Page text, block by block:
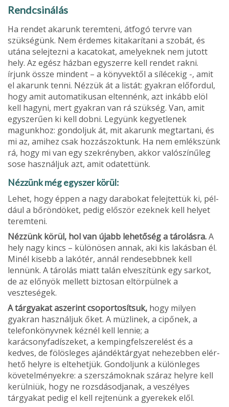
Rendcsinálás
Ha rendet akarunk teremteni, átfogó tervre van
szükségünk. Nem érdemes kitakarítani a szobát, és
utána selejtezni a kacatokat, amelyeknek nem jutott
hely. Az egész ház­ban egyszerre kell rendet rakni.
írjunk össze mindent – a könyvektől a sílécekig -, amit
el akarunk tenni. Nézzük át a listát: gyakran előfordul,
hogy amit automatiku­san eltennénk, azt inkább elöl
kell hagyni, mert gyakran van rá szükség. Van, amit
egyszerűen ki kell dobni. Legyünk kegyet­lenek
magunkhoz: gondoljuk át, mit aka­runk megtartani, és
mi az, amihez csak hozzászoktunk. Ha nem emlékszünk
rá, hogy mi van egy szekrényben, akkor való­színűleg
sose használjuk azt, amit odatet­tünk.
Nézzünk még egyszer körül:
Lehet, hogy éppen a nagy darabokat felejtettük ki, pél­
dául a bőröndöket, pedig először ezeknek kell helyet
teremteni.
Nézzünk körül, hol van újabb lehetőség a tárolásra.A
hely nagy kincs – különösen annak, aki kis lakásban él.
Minél kisebb a lakótér, annál rendesebbnek kell
lennünk. A tárolás miatt talán elveszítünk egy sar­kot,
de az előnyök mellett biztosan eltör­pülnek a
veszteségek.
A tárgyakat aszerint csoportosítsuk, hogy milyen
gyakran használjuk őket. A müzlinek, a cipőnek, a
telefonkönyvnek kéznél kell lennie; a
karácsonyfadíszeket, a kempingfelszerelést és a
kedves, de fölösleges ajándéktárgyat nehezebben elér­
hető helyre is eltehetjük. Gondoljunk a különleges
követelményekre: a szerszá­moknak száraz helyre kell
kerülniük, hogy ne rozsdásodjanak, a veszélyes
tárgyakat pedig el kell rejtenünk a gyerekek elől.